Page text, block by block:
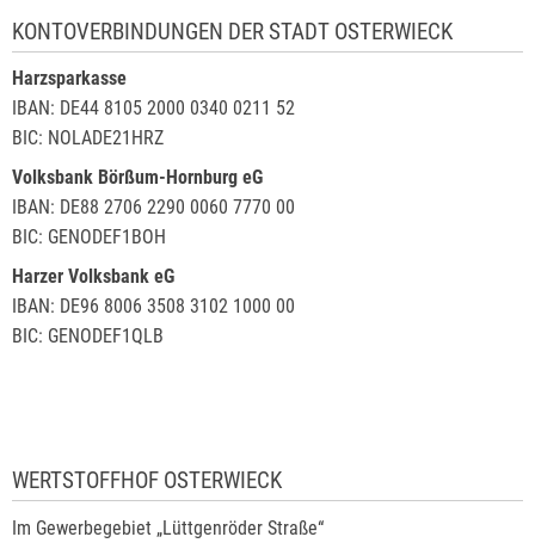
KONTOVERBINDUNGEN DER STADT OSTERWIECK
Harzsparkasse
IBAN: DE44 8105 2000 0340 0211 52
BIC: NOLADE21HRZ
Volksbank Börßum-Hornburg eG
IBAN: DE88 2706 2290 0060 7770 00
BIC: GENODEF1BOH
Harzer Volksbank eG
IBAN: DE96 8006 3508 3102 1000 00
BIC: GENODEF1QLB
WERTSTOFFHOF OSTERWIECK
Im Gewerbegebiet „Lüttgenröder Straße“